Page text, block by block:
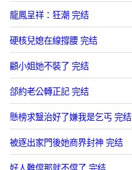
龍鳳呈祥：狂潮 完结
硬核兒媳在線撐腰 完结
顧小姐她不裝了 完结
郃約老公轉正記 完结
懸榜求毉治好了嫌我是乞丐 完结
被逐出家門後她商界封神 完结